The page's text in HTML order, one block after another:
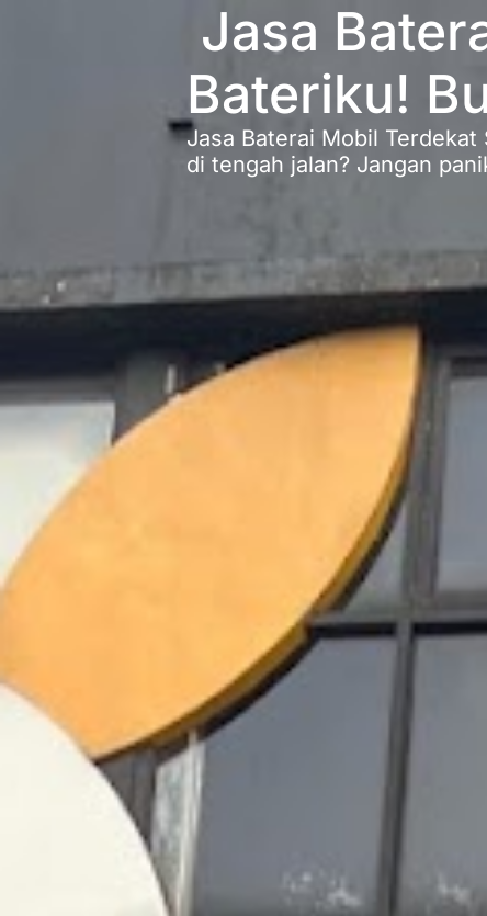
Jasa
Bateriku!
Jasa Baterai Mobil
di tengah jalan? Jangan